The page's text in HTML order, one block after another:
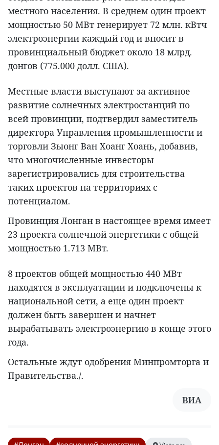
местного населения. В среднем один проект
мощностью 50 МВт генерирует 72 млн. кВтч
электроэнергии каждый год и вносит в
провинциальный бюджет около 18 млрд.
донгов (775.000 долл. США).
Местные власти выступают за активное
развитие солнечных электростанций по
всей провинции, подтвердил заместитель
директора Управления промышленности и
торговли Зыонг Ван Хоанг Хоань, добавив,
что многочисленные инвесторы
зарегистрировались для строительства
таких проектов на территориях с
потенциалом.
Провинция Лонган в настоящее время имеет
23 проекта солнечной энергетики с общей
мощностью 1.713 МВт.
8 проектов общей мощностью 440 МВт
находятся в эксплуатации и подключены к
национальной сети, а еще один проект
должен быть завершен и начнет
вырабатывать электроэнергию в конце этого
года.
Остальные ждут одобрения Минпромторга и
Правительства./.
ВИА